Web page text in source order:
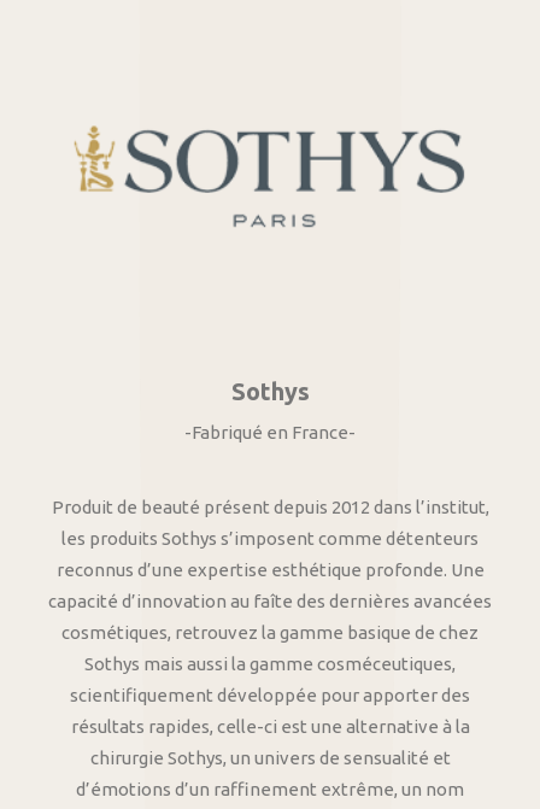
Sothys
-Fabriqué en France-
Produit de beauté présent depuis 2012 dans l’institut,
les produits Sothys s’imposent comme détenteurs
reconnus d’une expertise esthétique profonde. Une
capacité d’innovation au faîte des dernières avancées
cosmétiques, retrouvez la gamme basique de chez
Sothys mais aussi la gamme cosméceutiques,
scientifiquement développée pour apporter des
résultats rapides, celle-ci est une alternative à la
chirurgie Sothys, un univers de sensualité et
d’émotions d’un raffinement extrême, un nom